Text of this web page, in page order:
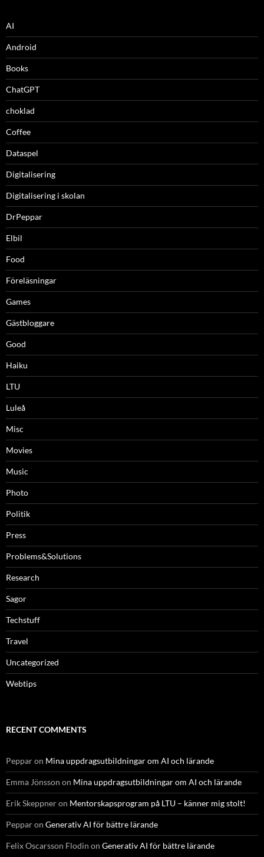
AI
Android
Books
ChatGPT
choklad
Coffee
Dataspel
Digitalisering
Digitalisering i skolan
DrPeppar
Elbil
Food
Föreläsningar
Games
Gästbloggare
Good
Haiku
LTU
Luleå
Misc
Movies
Music
Photo
Politik
Press
Problems&Solutions
Research
Sagor
Techstuff
Travel
Uncategorized
Webtips
RECENT COMMENTS
Pepparon Mina uppdragsutbildningar om AI och lärande
Emma Jönsson on Mina uppdragsutbildningar om AI och lärande
Erik Skeppneron Mentorskapsprogram på LTU – känner mig stolt!
Pepparon Generativ AI för bättre lärande
Felix Oscarsson Flodin on Generativ AI för bättre lärande